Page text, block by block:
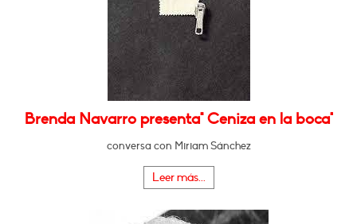
Brenda Navarro presenta" Ceniza en la boca"
conversa con Miriam Sánchez
Leer más...